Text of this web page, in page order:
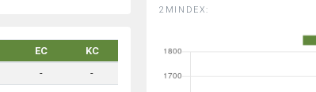
EC
KC
-
-
2MINDEX: